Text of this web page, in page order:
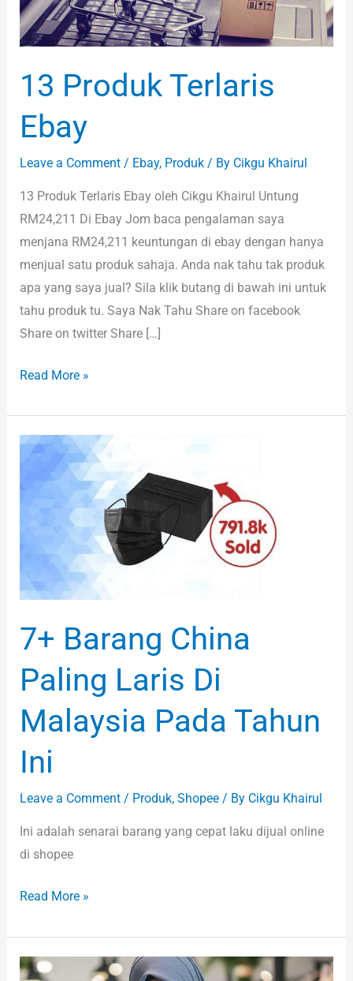
13 Produk Terlaris
Ebay
Leave a Comment / Ebay, Produk/ By Cikgu Khairul
13 Produk Terlaris Ebay oleh Cikgu Khairul Untung
RM24,211 Di Ebay Jom baca pengalaman saya
menjana RM24,211 keuntungan di ebay dengan hanya
menjual satu produk sahaja. Anda nak tahu tak produk
apa yang saya jual? Sila klik butang di bawah ini untuk
tahu produk tu. Saya Nak Tahu Share on facebook
Share on twitter Share […]
Read More »
7+ Barang China
Paling Laris Di
Malaysia Pada Tahun
Ini
Leave a Comment / Produk, Shopee/ By Cikgu Khairul
Ini adalah senarai barang yang cepat laku dijual online
di shopee
7+
Malaysia
Tahun
Ini
Read More »
Apa